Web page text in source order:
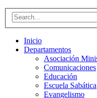
Inicio
Departamentos
Asociación
Comunicaciones
Educación
Escuela Sabática
Evangelismo